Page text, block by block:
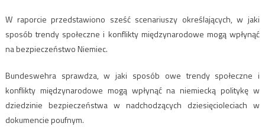
W raporcie przedstawiono sześć scenariuszy określających, w jaki
sposób trendy społeczne i konflikty międzynarodowe mogą wpłynąć
na bezpieczeństwo Niemiec.
Bundeswehra sprawdza, w jaki sposób owe trendy społeczne i
konflikty międzynarodowe mogą wpłynąć na niemiecką politykę w
dziedzinie bezpieczeństwa w nadchodzących dziesięcioleciach w
dokumencie poufnym.